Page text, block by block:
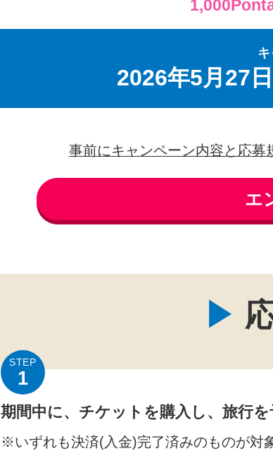
2026年5月27
事前にキャンペーン内容と応募
エ
STEP
1
期間中に、チケットを購入し、旅行を
※いずれも決済(入金)完了済みのものが対